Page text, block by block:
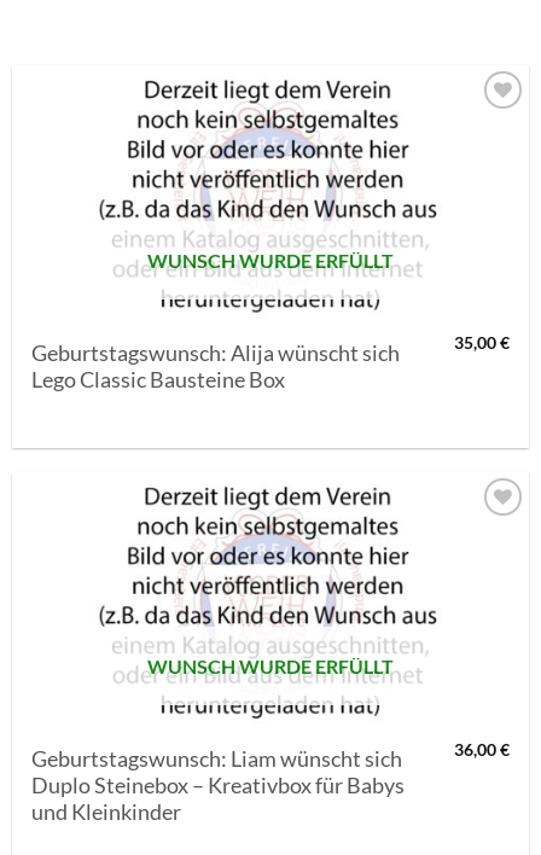
WUNSCH WURDE ERFÜLLT
Geburtstagswunsch: Alija wünscht sich
Lego Classic Bausteine Box
35,00€
WUNSCH WURDE ERFÜLLT
Geburtstagswunsch: Liam wünscht sich
Duplo Steinebox – Kreativbox für Babys
und Kleinkinder
36,00€